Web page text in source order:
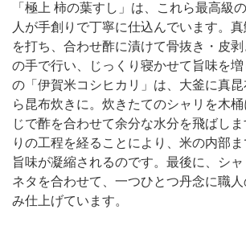
「極上 柿の葉すし」は、これら最高級
人が手創りで丁寧に仕込んでいます。
を打ち、合わせ酢に漬けて骨抜き・皮
の手で行い、じっくり寝かせて旨味を
の「伊賀米コシヒカリ」は、大釜に真昆
ら昆布炊きに。炊きたてのシャリを木
じで酢を合わせて余分な水分を飛ばし
りの工程を経ることにより、米の内部ま
旨味が凝縮されるのです。最後に、シャ
ネタを合わせて、一つひとつ丹念に職
み仕上げています。